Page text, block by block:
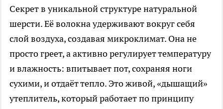
Секрет в уникальной структуре натуральной
шерсти. Её волокна удерживают вокруг себя
слой воздуха, создавая микроклимат. Она не
просто греет, а активно регулирует температуру
и влажность: впитывает пот, сохраняя ноги
сухими, и отдаёт тепло. Это живой, «дышащий»
утеплитель, который работает по принципу